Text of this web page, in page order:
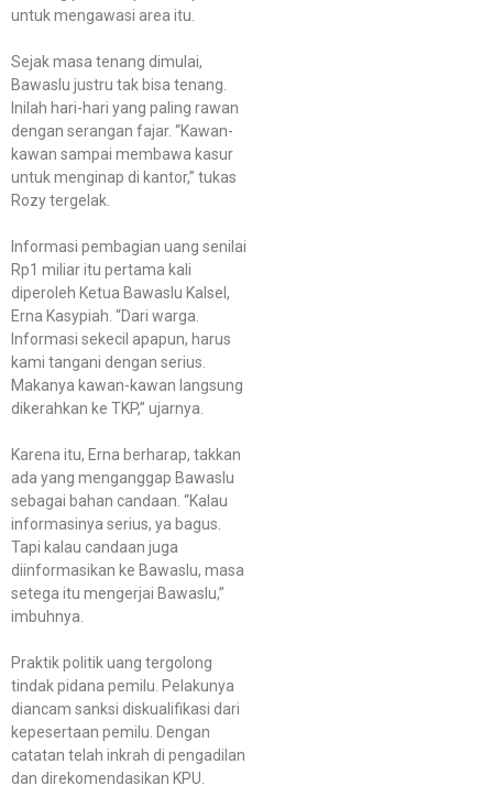
untuk mengawasi area itu.
Sejak masa tenang dimulai,
Bawaslu justru tak bisa tenang.
Inilah hari-hari yang paling rawan
dengan serangan fajar. “Kawan-
kawan sampai membawa kasur
untuk menginap di kantor,” tukas
Rozy tergelak.
Informasi pembagian uang senilai
Rp1 miliar itu pertama kali
diperoleh Ketua Bawaslu Kalsel,
Erna Kasypiah. “Dari warga.
Informasi sekecil apapun, harus
kami tangani dengan serius.
Makanya kawan-kawan langsung
dikerahkan ke TKP,” ujarnya.
Karena itu, Erna berharap, takkan
ada yang menganggap Bawaslu
sebagai bahan candaan. “Kalau
informasinya serius, ya bagus.
Tapi kalau candaan juga
diinformasikan ke Bawaslu, masa
setega itu mengerjai Bawaslu,”
imbuhnya.
Praktik politik uang tergolong
tindak pidana pemilu. Pelakunya
diancam sanksi diskualifikasi dari
kepesertaan pemilu. Dengan
catatan telah inkrah di pengadilan
dan direkomendasikan KPU.